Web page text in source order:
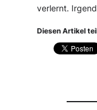
verlernt.
Diesen Artikel